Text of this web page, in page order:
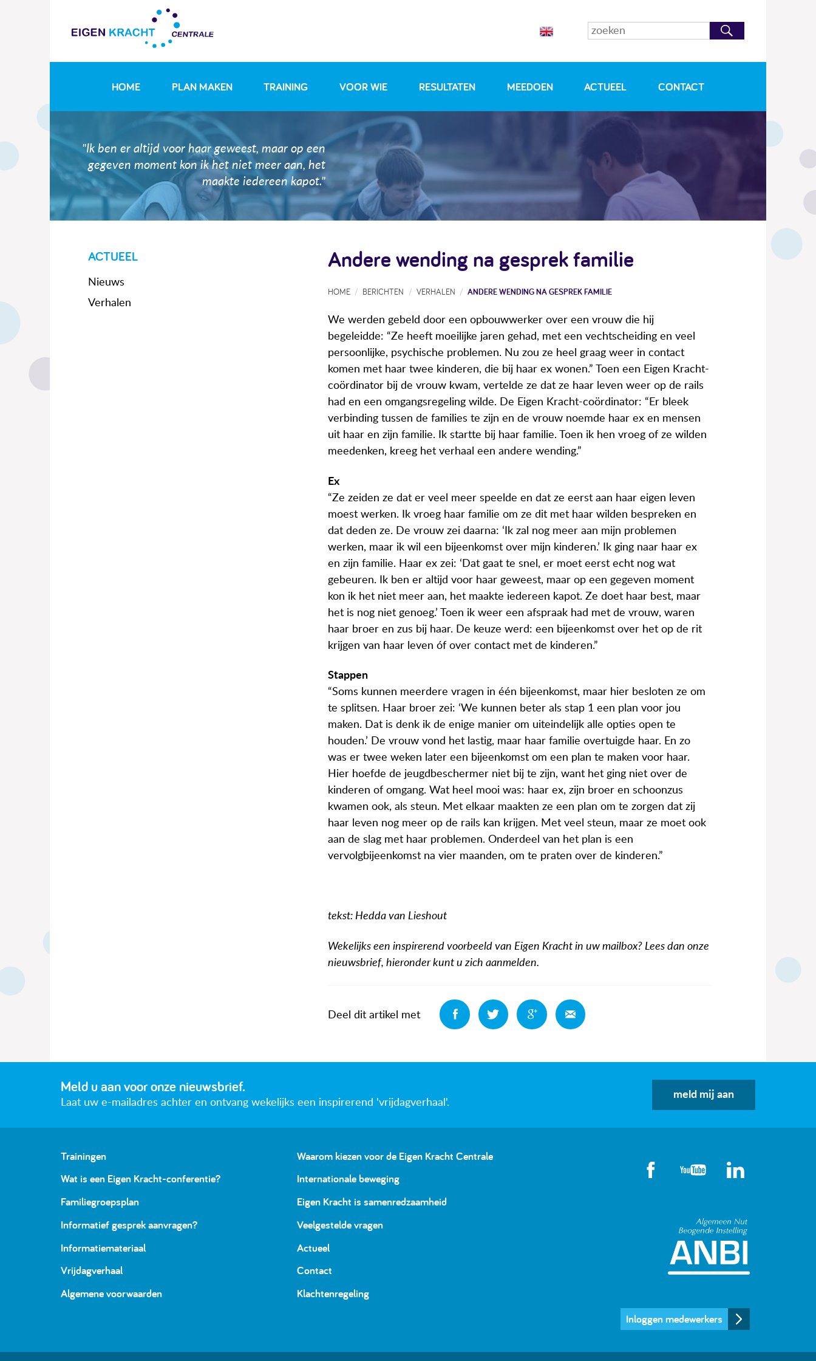
HOME PLAN MAKEN TRAINING VOOR WIE RESULTATEN MEEDOEN ACTUEEL CONTACT
"Ik ben er altijd voor haar geweest, maar op een
gegeven moment kon ik het niet meer aan, het
maakte iedereen kapot."
ACTUEEL
Nieuws
Verhalen
Andere wending na gesprek familie
HOME BERICHTEN VERHALEN ANDERE WENDING NA GESPREK FAMILIE
We werden gebeld door een opbouwwerker over een vrouw die hij
begeleidde: “Ze heeft moeilijke jaren gehad, met een vechtscheiding en veel
persoonlijke, psychische problemen. Nu zou ze heel graag weer in contact
komen met haar twee kinderen, die bij haar ex wonen.” Toen een Eigen Kracht-
coördinator bij de vrouw kwam, vertelde ze dat ze haar leven weer op de rails
had en een omgangsregeling wilde. De Eigen Kracht-coördinator: “Er bleek
verbinding tussen de families te zijn en de vrouw noemde haar ex en mensen
uit haar en zijn familie. Ik startte bij haar familie. Toen ik hen vroeg of ze wilden
meedenken, kreeg het verhaal een andere wending.”
Ex
“Ze zeiden ze dat er veel meer speelde en dat ze eerst aan haar eigen leven
moest werken. Ik vroeg haar familie om ze dit met haar wilden bespreken en
dat deden ze. De vrouw zei daarna: ‘Ik zal nog meer aan mijn problemen
werken, maar ik wil een bijeenkomst over mijn kinderen.’ Ik ging naar haar ex
en zijn familie. Haar ex zei: ‘Dat gaat te snel, er moet eerst echt nog wat
gebeuren. Ik ben er altijd voor haar geweest, maar op een gegeven moment
kon ik het niet meer aan, het maakte iedereen kapot. Ze doet haar best, maar
het is nog niet genoeg.’ Toen ik weer een afspraak had met de vrouw, waren
haar broer en zus bij haar. De keuze werd: een bijeenkomst over het op de rit
krijgen van haar leven óf over contact met de kinderen.”
Stappen
“Soms kunnen meerdere vragen in één bijeenkomst, maar hier besloten ze om
te splitsen. Haar broer zei: ‘We kunnen beter als stap 1 een plan voor jou
maken. Dat is denk ik de enige manier om uiteindelijk alle opties open te
houden.’ De vrouw vond het lastig, maar haar familie overtuigde haar. En zo
was er twee weken later een bijeenkomst om een plan te maken voor haar.
Hier hoefde de jeugdbeschermer niet bij te zijn, want het ging niet over de
kinderen of omgang. Wat heel mooi was: haar ex, zijn broer en schoonzus
kwamen ook, als steun. Met elkaar maakten ze een plan om te zorgen dat zij
haar leven nog meer op de rails kan krijgen. Met veel steun, maar ze moet ook
aan de slag met haar problemen. Onderdeel van het plan is een
vervolgbijeenkomst na vier maanden, om te praten over de kinderen.”
tekst: Hedda van Lieshout
Wekelijks een inspirerend voorbeeld van Eigen Kracht in uw mailbox? Lees dan onze
nieuwsbrief, hieronder kunt u zich aanmelden.
Deel dit artikel met
Deel Deel Deel
Meld u aan voor onze nieuwsbrief.
Laat uw e-mailadres achter en ontvang wekelijks een inspirerend 'vrijdagverhaal'.
meld mij aan
Trainingen
Wat is een Eigen Kracht-conferentie?
Familiegroepsplan
Informatief gesprek aanvragen?
Informatiemateriaal
Vrijdagverhaal
Algemene voorwaarden
Waarom kiezen voor de Eigen Kracht Centrale
Internationale beweging
Eigen Kracht is samenredzaamheid
Veelgestelde vragen
Actueel
Contact
Klachtenregeling
Inloggen medewerkers